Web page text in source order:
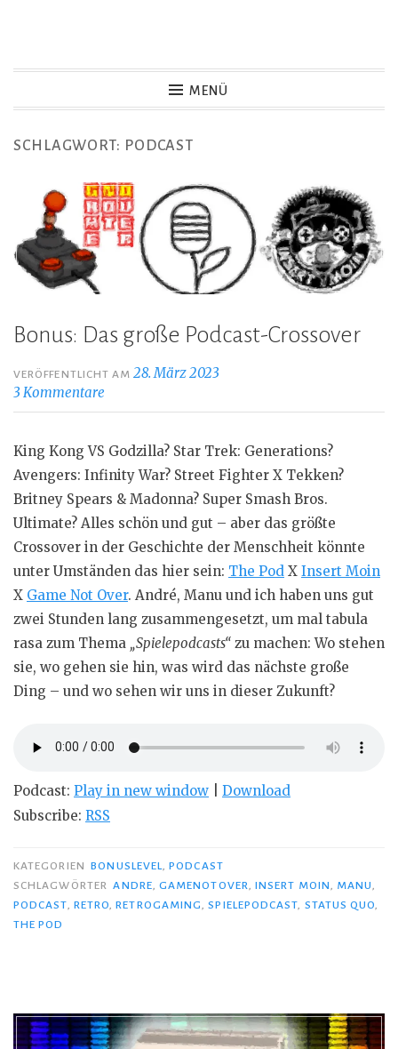
Game Not Over
MENÜ
SCHLAGWORT: PODCAST
Bonus: Das große Podcast-Crossover
VERÖFFENTLICHT AM28. März 2023
3 Kommentare
King Kong VS Godzilla? Star Trek: Generations?
Avengers: Infinity War? Street Fighter X Tekken?
Britney Spears & Madonna? Super Smash Bros.
Ultimate? Alles schön und gut – aber das größte
Crossover in der Geschichte der Menschheit könnte
unter Umständen das hier sein: The Pod X Insert Moin
X Game Not Over. André, Manu und ich haben uns gut
zwei Stunden lang zusammengesetzt, um mal tabula
rasa zum Thema „Spielepodcasts“ zu machen: Wo stehen
sie, wo gehen sie hin, was wird das nächste große
Ding – und wo sehen wir uns in dieser Zukunft?
Podcast: Play in new window
Download
Subscribe: RSS
KATEGORIEN BONUSLEVEL,PODCAST
SCHLAGWÖRTER ANDRE, GAMENOTOVER,INSERT MOIN, MANU,
PODCAST, RETRO,RETROGAMING,SPIELEPODCAST, STATUS QUO,
THE POD